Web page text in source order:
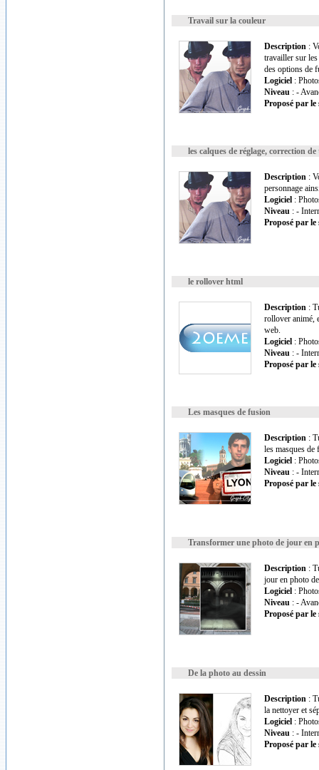
Travail sur la couleur
Description :
travailler sur les
des options de
Logiciel :
Niveau : -
Proposé par le
les calques de réglage, correction de
Description :
personnage
Logiciel :
Niveau : -
Proposé par le
le rollover html
Description :
rollover animé,
web.
Logiciel :
Niveau : -
Proposé par le
Les masques de fusion
Description :
les masques
Logiciel :
Niveau : -
Proposé par le
Transformer une photo de jour en
Description :
jour en photo
Logiciel :
Niveau : -
Proposé par le
De la photo au dessin
Description :
la nettoyer et
Logiciel :
Niveau : -
Proposé par le